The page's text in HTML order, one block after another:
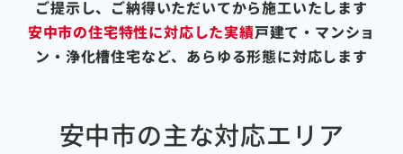
ご提示し、ご納得いただいてから施工いたします
安中市の住宅特性に対応した実績戸建て・マンショ
ン・浄化槽住宅など、あらゆる形態に対応します
安中市の主な対応エリア